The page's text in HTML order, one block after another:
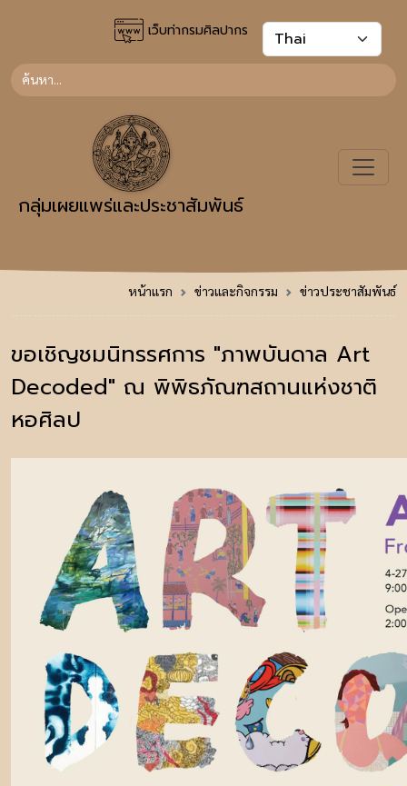
เว็บท่ากรมศิลปากร
กลุ่มเผยแพร่และประชาสัมพันธ์
หน้าแรก ข่าวและกิจกรรม ข่าวประชาสัมพันธ์
ขอเชิญชมนิทรรศการ "ภาพบันดาล Art
Decoded" ณ พิพิธภัณฑสถานแห่งชาติ
หอศิลป